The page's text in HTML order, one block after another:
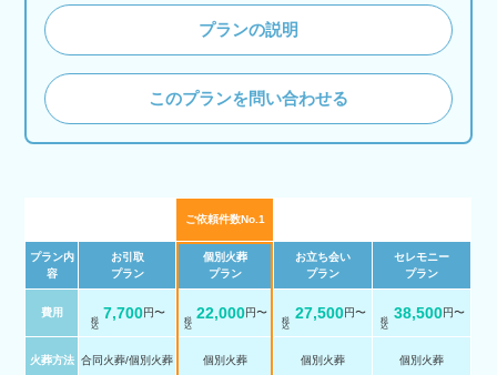
プランの説明
このプランを問い合わせる
ご依頼件数No.1
プラン内
容
お引取
プラン
個別火葬
プラン
お立ち会い
プラン
セレモニー
プラン
費用 7,700円〜 22,000円〜 27,500円〜 38,500円〜
火葬方法 合同火葬/個別火葬 個別火葬 個別火葬 個別火葬